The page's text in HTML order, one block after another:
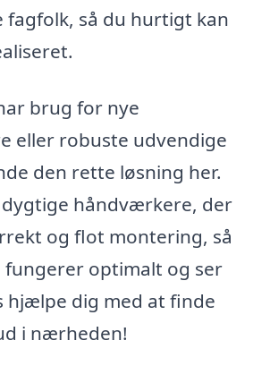
fagfolk, så du hurtigt kan
brug for nye
eller robuste udvendige
den rette løsning her.
håndværkere, der
og flot montering, så
fungerer optimalt og ser
hjælpe dig med at finde
i nærheden!